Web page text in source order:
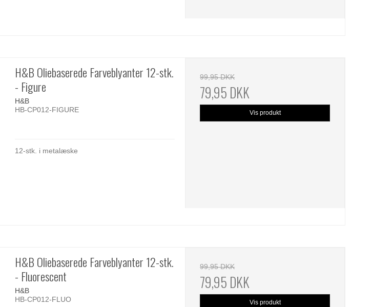
H&B Oliebaserede Farveblyanter 12-stk.
- Figure
H&B
HB-CP012-FIGURE
12-stk. i metalæske
99,95 DKK
79,95 DKK
Vis produkt
H&B Oliebaserede Farveblyanter 12-stk.
- Fluorescent
H&B
HB-CP012-FLUO
99,95 DKK
79,95 DKK
Vis produkt